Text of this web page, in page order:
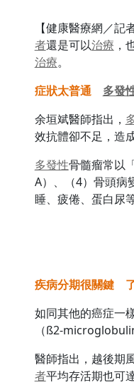
【健康醫療網／
者還是可以治療 ，
治療。
症狀太普通 多發
余垣斌醫師指出，
效抗體卻不足，造
多發性骨髓瘤常以
A）、（4）骨頭病
睡、疲倦、蛋白尿
疾病分期很關鍵
如同其他的癌症一
（ß2-
醫師指出，越後期
者平均存活期也可